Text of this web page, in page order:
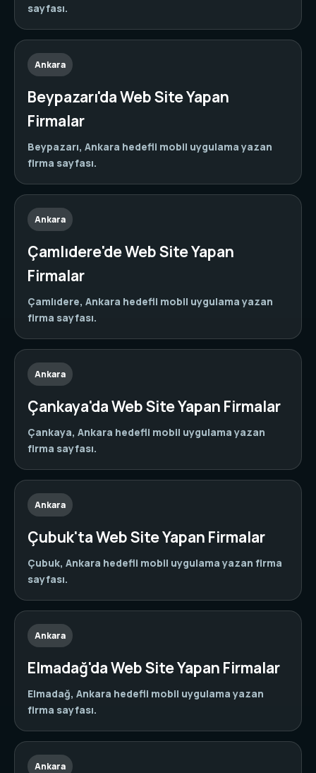
sayfası.
Ankara
Beypazarı'da Web Site Yapan
Firmalar
Beypazarı, Ankara hedefli mobil uygulama yazan
firma sayfası.
Ankara
Çamlıdere'de Web Site Yapan
Firmalar
Çamlıdere, Ankara hedefli mobil uygulama yazan
firma sayfası.
Ankara
Çankaya'da Web Site Yapan Firmalar
Çankaya, Ankara hedefli mobil uygulama yazan
firma sayfası.
Ankara
Çubuk'ta Web Site Yapan Firmalar
Çubuk, Ankara hedefli mobil uygulama yazan firma
sayfası.
Ankara
Elmadağ'da Web Site Yapan Firmalar
Elmadağ, Ankara hedefli mobil uygulama yazan
firma sayfası.
Ankara